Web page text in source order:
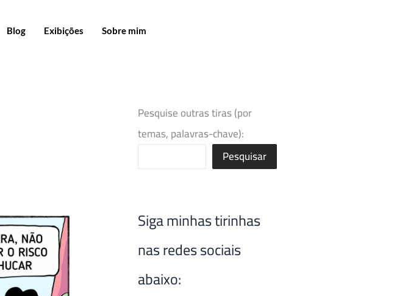
Blog Exibições Sobre mim
Pesquise outras tiras (por
temas, palavras-chave):
Pesquisar
Siga minhas tirinhas
nas redes sociais
abaixo: